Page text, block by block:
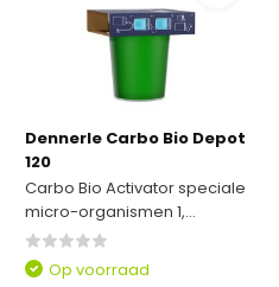
Dennerle Carbo Bio Depot
120
Carbo Bio Activator speciale
micro-organismen 1,...
Op voorraad